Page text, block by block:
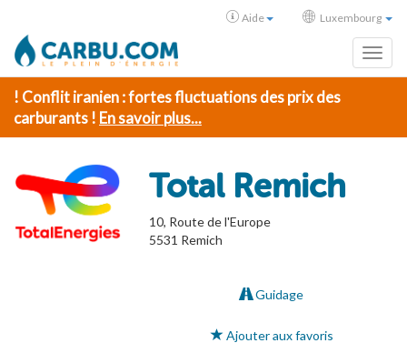
Aide Luxembourg
! Conflit iranien : fortes fluctuations des prix des
carburants ! En savoir plus...
Total Remich
10, Route de l'Europe
5531 Remich
Guidage
Ajouter aux favoris